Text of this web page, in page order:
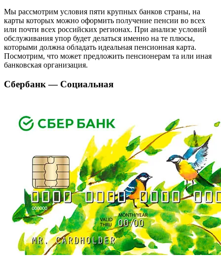
Мы рассмотрим условия пяти крупных банков страны, на
карты которых можно оформить получение пенсии во всех
или почти всех российских регионах. При анализе условий
обслуживания упор будет делаться именно на те плюсы,
которыми должна обладать идеальная пенсионная карта.
Посмотрим, что может предложить пенсионерам та или иная
банковская организация.
Сбербанк — Социальная